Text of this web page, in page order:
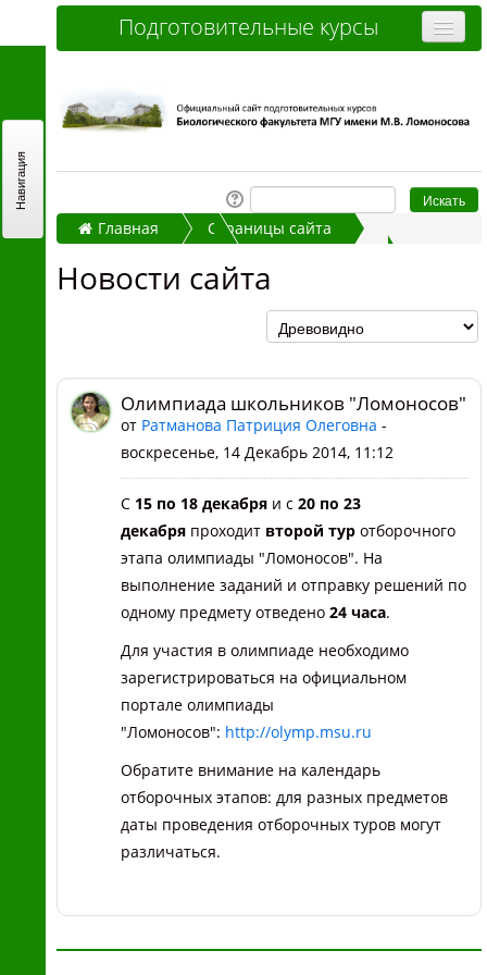
Подготовительные курсы
Дистанционные курсы
Как записаться и оплатить
Контакты
Часто задаваемые вопросы
Вы не вошли в систему (Вход)
Главная
Страницы сайта
Олимпиада школьников "Ломоносов"
Новости сайта
Олимпиада школьников "Ломоносов"
от Ратманова Патриция Олеговна -
воскресенье, 14 Декабрь 2014, 11:12
С 15 по 18 декабря и с 20 по 23
декабря проходит второй тур отборочного
этапа олимпиады "Ломоносов". На
выполнение заданий и отправку решений по
одному предмету отведено 24 часа.
Для участия в олимпиаде необходимо
зарегистрироваться на официальном
портале олимпиады
"Ломоносов": http://olymp.msu.ru
Обратите внимание на календарь
отборочных этапов: для разных предметов
даты проведения отборочных туров могут
различаться.
Навигация